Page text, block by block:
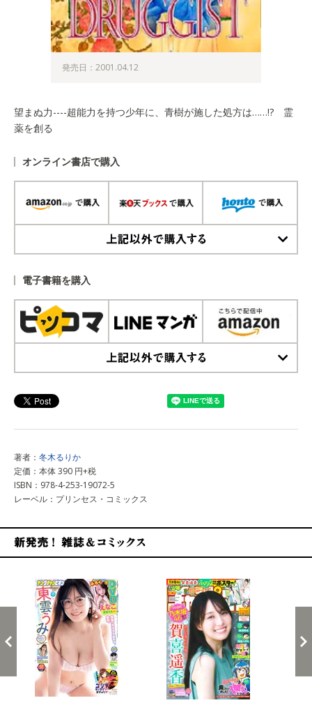
発売日：2001.04.12
望まぬ力----超能力を持つ少年に、青樹が施した処方は……!? 霊
薬を創る
オンライン書店で購入
電子書籍を購入
著者： 冬木るりか
定価：本体 390 円+税
ISBN：978-4-253-19072-5
レーベル：プリンセス・コミックス